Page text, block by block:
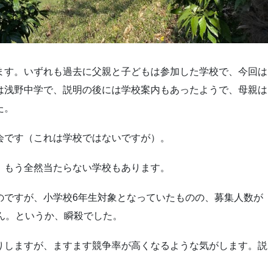
。いずれも過去に父親と子どもは参加した学校で、今回は
野中学で、説明の後には学校案内もあったようで、母親は
す（これは学校ではないですが）。
う全然当たらない学校もあります。
すが、小学校6年生対象となっていたものの、募集人数が
というか、瞬殺でした。
ますが、ますます競争率が高くなるような気がします。説